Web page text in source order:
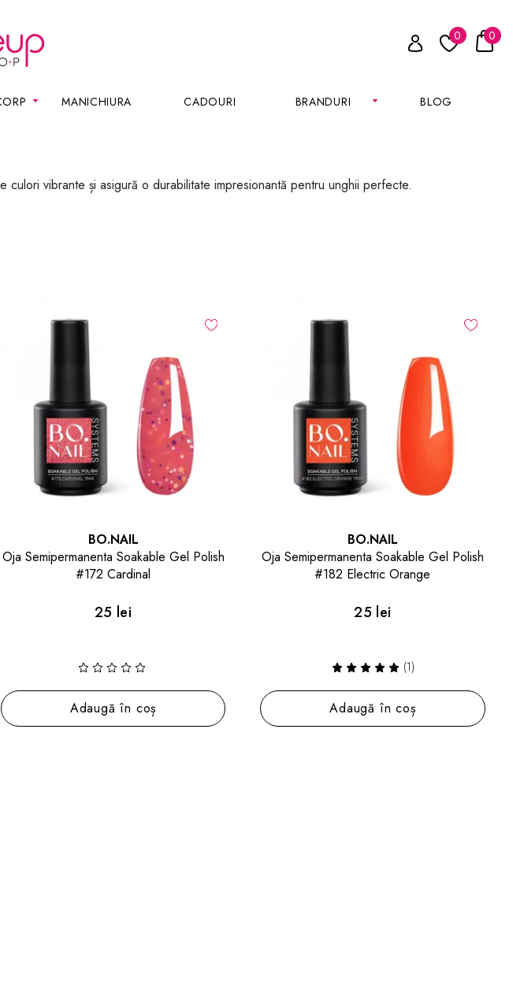
0 0
MANICHIURA CADOURI BRANDURI BLOG
vibrante și asigură o durabilitate impresionantă pentru unghii perfecte.
BO.NAIL
Oja Semipermanenta Soakable Gel Polish
#172 Cardinal
25 lei
Adaugă în coș
BO.NAIL
Oja Semipermanenta Soakable Gel Polish
#182 Electric Orange
25 lei
(1)
Adaugă în coș